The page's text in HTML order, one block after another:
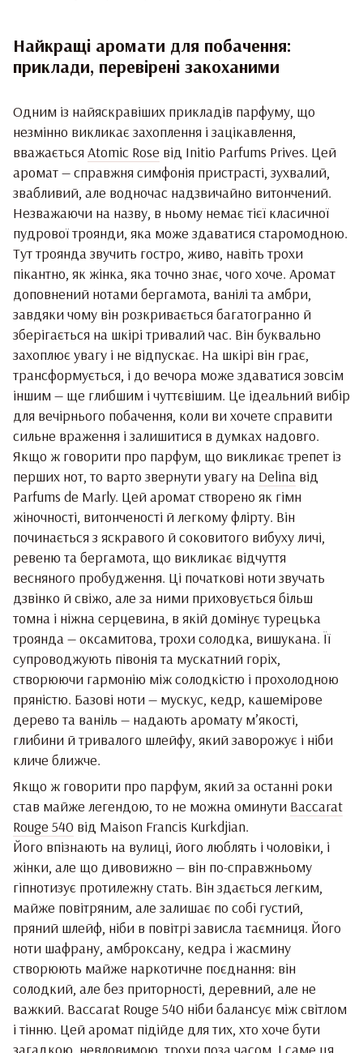
Найкращі аромати для побачення:
приклади, перевірені закоханими
Одним із найяскравіших прикладів парфуму, що
незмінно викликає захоплення і зацікавлення,
вважається Atomic Rose від Initio Parfums Prives. Цей
аромат — справжня симфонія пристрасті, зухвалий,
звабливий, але водночас надзвичайно витончений.
Незважаючи на назву, в ньому немає тієї класичної
пудрової троянди, яка може здаватися старомодною.
Тут троянда звучить гостро, живо, навіть трохи
пікантно, як жінка, яка точно знає, чого хоче. Аромат
доповнений нотами бергамота, ванілі та амбри,
завдяки чому він розкривається багатогранно й
зберігається на шкірі тривалий час. Він буквально
захоплює увагу і не відпускає. На шкірі він грає,
трансформується, і до вечора може здаватися зовсім
іншим — ще глибшим і чуттєвішим. Це ідеальний вибір
для вечірнього побачення, коли ви хочете справити
сильне враження і залишитися в думках надовго.
Якщо ж говорити про парфум, що викликає трепет із
перших нот, то варто звернути увагу на Delina від
Parfums de Marly. Цей аромат створено як гімн
жіночності, витонченості й легкому флірту. Він
починається з яскравого й соковитого вибуху личі,
ревеню та бергамота, що викликає відчуття
весняного пробудження. Ці початкові ноти звучать
дзвінко й свіжо, але за ними приховується більш
томна і ніжна серцевина, в якій домінує турецька
троянда — оксамитова, трохи солодка, вишукана. Її
супроводжують півонія та мускатний горіх,
створюючи гармонію між солодкістю і прохолодною
пряністю. Базові ноти — мускус, кедр, кашемірове
дерево та ваніль — надають аромату м’якості,
глибини й тривалого шлейфу, який заворожує і ніби
кличе ближче.
Якщо ж говорити про парфум, який за останні роки
став майже легендою, то не можна оминути Baccarat
Rouge 540 від Maison Francis Kurkdjian.
Його впізнають на вулиці, його люблять і чоловіки, і
жінки, але що дивовижно — він по-справжньому
гіпнотизує протилежну стать. Він здається легким,
майже повітряним, але залишає по собі густий,
пряний шлейф, ніби в повітрі зависла таємниця. Його
ноти шафрану, амброксану, кедра і жасмину
створюють майже наркотичне поєднання: він
солодкий, але без приторності, деревний, але не
важкий. Baccarat Rouge 540 ніби балансує між світлом
і тінню. Цей аромат підійде для тих, хто хоче бути
загадкою, невловимою, трохи поза часом. І саме ця